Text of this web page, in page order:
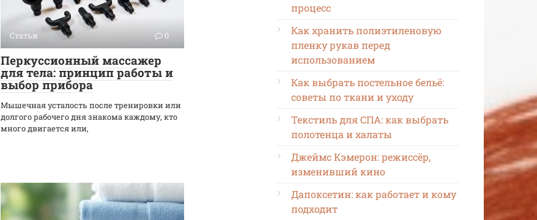
Статьи 0
Перкуссионный массажер
для тела: принцип работы и
выбор прибора
Мышечная усталость после тренировки или
долгого рабочего дня знакома каждому, кто
много двигается или,
процесс
Как хранить полиэтиленовую
пленку рукав перед
использованием
Как выбрать постельное бельё:
советы по ткани и уходу
Текстиль для СПА: как выбрать
полотенца и халаты
Джеймс Кэмерон: режиссёр,
изменивший кино
Дапоксетин: как работает и кому
подходит